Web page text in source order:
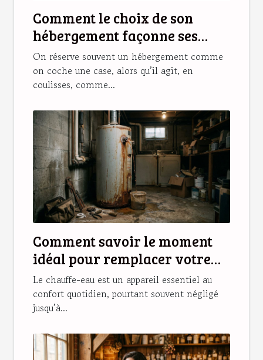
Comment le choix de son
hébergement façonne ses
souvenirs de vacances
On réserve souvent un hébergement comme
on coche une case, alors qu’il agit, en
coulisses, comme...
Comment savoir le moment
idéal pour remplacer votre
chauffe-eau ?
Le chauffe-eau est un appareil essentiel au
confort quotidien, pourtant souvent négligé
jusqu’à...